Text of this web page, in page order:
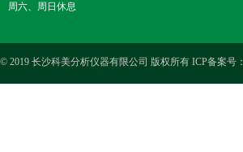
周六、周日休息
© 2019 长沙科美分析仪器有限公司 版权所有 ICP备案号：